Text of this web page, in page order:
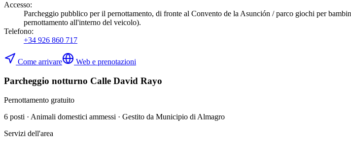
Accesso:
Parcheggio pubblico per il pernottamento, di fronte al Convento de la Asunción / parco giochi per
pernottamento all'interno del veicolo).
Telefono:
+34 926 860 717
Come arrivare Web e prenotazioni
Parcheggio notturno Calle David Rayo
Pernottamento gratuito
6 posti · Animali domestici ammessi · Gestito da Municipio di Almagro
Servizi dell'area